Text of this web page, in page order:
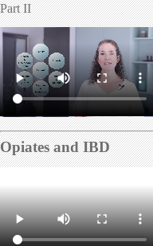
Part II
Opiates and IBD